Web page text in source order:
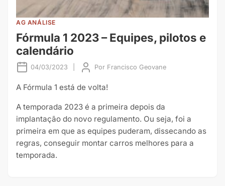
AG ANÁLISE
Fórmula 1 2023 – Equipes, pilotos e
calendário
04/03/2023 Por Francisco Geovane
A Fórmula 1 está de volta!
A temporada 2023 é a primeira depois da
implantação do novo regulamento. Ou seja, foi a
primeira em que as equipes puderam, dissecando as
regras, conseguir montar carros melhores para a
temporada.